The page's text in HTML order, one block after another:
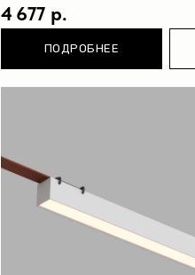
4 677 р.
ПОДРОБНЕЕ